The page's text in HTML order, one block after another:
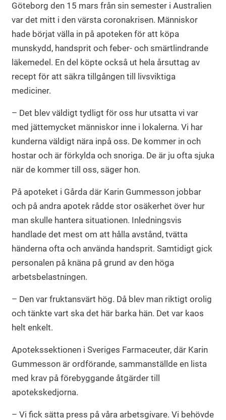
Göteborg den 15 mars från sin semester i Australien
var det mitt i den värsta coronakrisen. Människor
hade börjat välla in på apoteken för att köpa
munskydd, handsprit och feber- och smärtlindrande
läkemedel. En del köpte också ut hela årsuttag av
recept för att säkra tillgången till livsviktiga
mediciner.
– Det blev väldigt tydligt för oss hur utsatta vi var
med jättemycket människor inne i lokalerna. Vi har
kunderna väldigt nära inpå oss. De kommer in och
hostar och är förkylda och snoriga. De är ju ofta sjuka
när de kommer till oss, säger hon.
På apoteket i Gårda där Karin Gummesson jobbar
och på andra apotek rådde stor osäkerhet över hur
man skulle hantera situationen. Inledningsvis
handlade det mest om att hålla avstånd, tvätta
händerna ofta och använda handsprit. Samtidigt gick
personalen på knäna på grund av den höga
arbetsbelastningen.
– Den var fruktansvärt hög. Då blev man riktigt orolig
och tänkte vart ska det här barka hän. Det var kaos
helt enkelt.
Apotekssektionen i Sveriges Farmaceuter, där Karin
Gummesson är ordförande, sammanställde en lista
med krav på förebyggande åtgärder till
apotekskedjorna.
– Vi fick sätta press på våra arbetsgivare. Vi behövde